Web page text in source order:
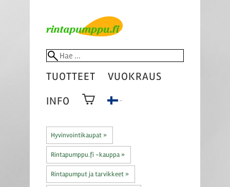
TUOTTEET
VUOKRAUS
INFO
Hyvinvointikaupat ‪»
Rintapumppu.fi -kauppa ‪»
Rintapumput ja tarvikkeet ‪»